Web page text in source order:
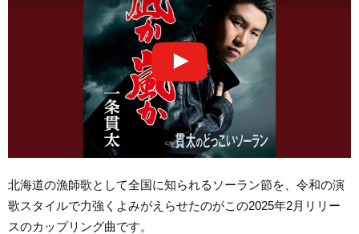
北海道の漁師歌として全国に知られるソーラン節を、令和の演
歌スタイルで力強くよみがえらせたのがこの2025年2月リリー
スのカップリング曲です。